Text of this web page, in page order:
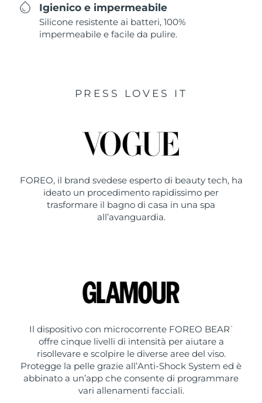
Igienico e impermeabile
Silicone resistente ai batteri, 100%
impermeabile e facile da pulire.
PRESS LOVES IT
FOREO, il brand svedese esperto di beauty tech, ha
ideato un procedimento rapidissimo per
trasformare il bagno di casa in una spa
all’avanguardia.
Il dispositivo con microcorrente FOREO BEAR ™
offre cinque livelli di intensità per aiutare a
risollevare e scolpire le diverse aree del viso.
Protegge la pelle grazie all’Anti-Shock System ed è
abbinato a un’app che consente di programmare
vari allenamenti facciali.